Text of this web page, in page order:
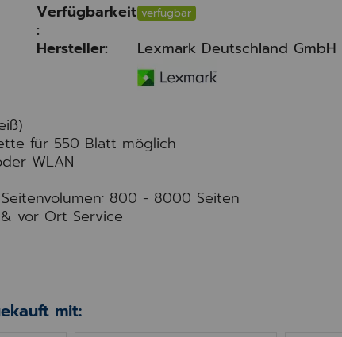
Verfügbarkeit
:
verfügbar
Hersteller: Lexmark Deutschland GmbH
für 550 Blatt möglich
WLAN
800 - 8000 Seiten
vor Ort Service
mit: